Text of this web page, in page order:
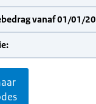
vanaf 01/01/